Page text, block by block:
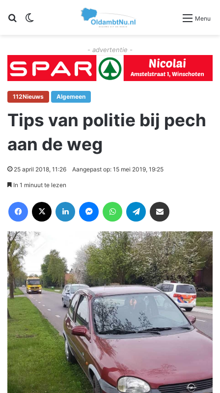
Zoeken Menu
- advertentie -
112Nieuws Algemeen
Tips van politie bij pech
aan de weg
25 april 2018, 11:26 Aangepast op: 15 mei 2019, 19:25
In 1 minuut te lezen